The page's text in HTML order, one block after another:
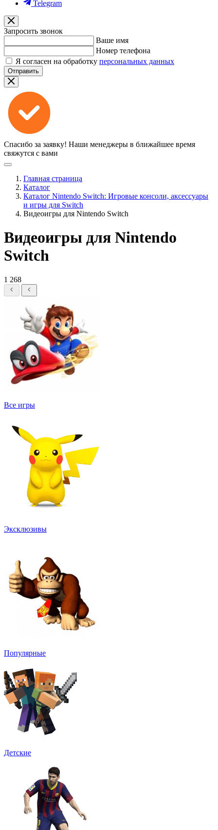
Telegram
Запросить звонок
Ваше имя
Номер телефона
Я согласен на обработку персональных данных
Отправить
Спасибо за заявку! Наши менеджеры в ближайшее время
свяжутся с вами
Главная страница
Каталог
Каталог Nintendo Switch: Игровые консоли, аксессуары
и игры для Switch
Видеоигры для Nintendo Switch
Видеоигры для Nintendo
Switch
1 268
Все игры
Эксклюзивы
Популярные
Детские